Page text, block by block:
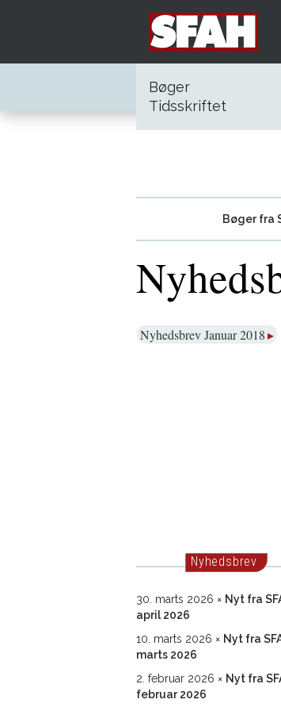
Bøger
Tidsskriftet
Bøger fra
Nyhedsbrev Januar 2018
Nyhedsbrev
30. marts 2026
Nyt fra
april 2026
10. marts 2026
Nyt fra
marts 2026
2. februar 2026
Nyt fra
februar 2026